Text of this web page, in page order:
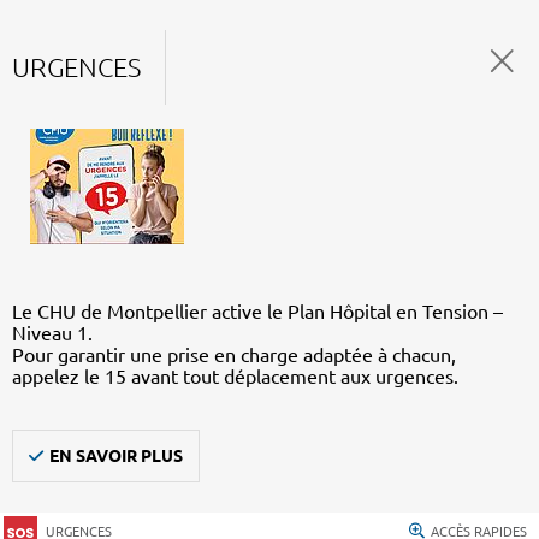
URGENCES
Le CHU de Montpellier active le Plan Hôpital en Tension –
Niveau 1.
Pour garantir une prise en charge adaptée à chacun,
appelez le 15 avant tout déplacement aux urgences.
EN SAVOIR PLUS
URGENCES ACCÈS RAPIDES